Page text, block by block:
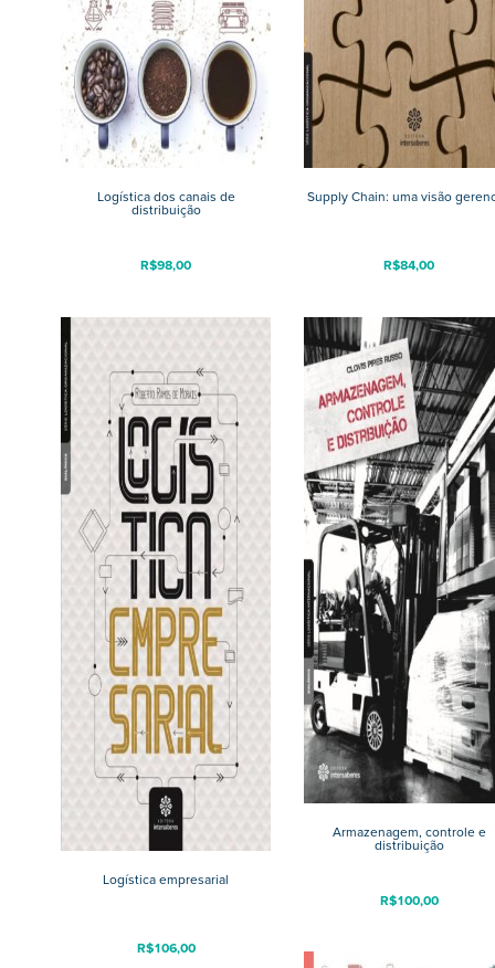
Logística dos canais de
distribuição
R$98,00
Supply Chain: uma visão
R$84,00
Logística empresarial
R$106,00
Armazenagem, controle e
distribuição
R$100,00